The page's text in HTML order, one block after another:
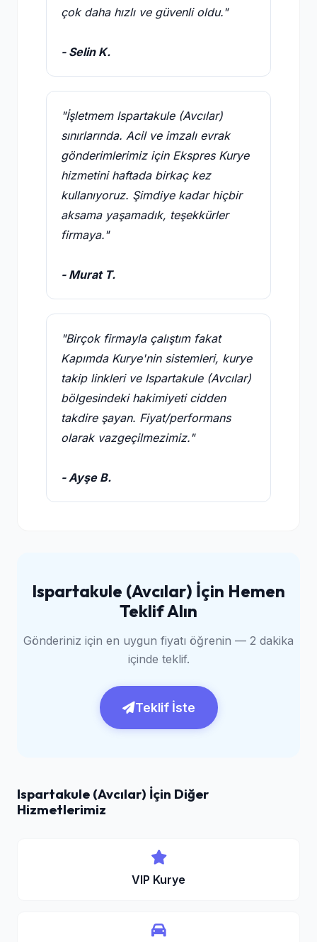
çok daha hızlı ve güvenli oldu."
- Selin K.
"İşletmem Ispartakule (Avcılar)
sınırlarında. Acil ve imzalı evrak
gönderimlerimiz için Ekspres Kurye
hizmetini haftada birkaç kez
kullanıyoruz. Şimdiye kadar hiçbir
aksama yaşamadık, teşekkürler
firmaya."
- Murat T.
"Birçok firmayla çalıştım fakat
Kapımda Kurye'nin sistemleri, kurye
takip linkleri ve Ispartakule (Avcılar)
bölgesindeki hakimiyeti cidden
takdire şayan. Fiyat/performans
olarak vazgeçilmezimiz."
- Ayşe B.
Ispartakule (Avcılar) İçin Hemen
Teklif Alın
Gönderiniz için en uygun fiyatı öğrenin — 2 dakika
içinde teklif.
Teklif İste
Ispartakule (Avcılar) İçin Diğer
Hizmetlerimiz
VIP Kurye